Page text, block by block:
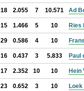
18 2.055 7 10.571 Ad
15 1.466 5 10 Ries
29 0.586 4 10
16 0.437 3 5.833 Paul
17 2.352 10 10 Hein
23 0.652 3 10